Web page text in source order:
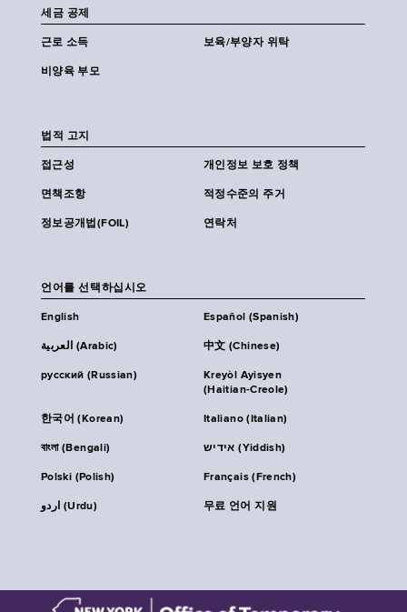
세금 공제
근로 소득 보육/부양자 위탁
비양육 부모
법적 고지
접근성 개인정보 보호 정책
면책조항 적정수준의 주거
정보공개법(FOIL) 연락처
언어를 선택하십시오
English Español (Spanish)
العربية (Arabic) 中文 (Chinese)
русский (Russian)
Kreyòl Ayisyen
(Haitian-Creole)
한국어 (Korean) Italiano (Italian)
বাংলা (Bengali) אידיש (Yiddish)
Polski (Polish) Français (French)
اردو (Urdu) 무료 언어 지원